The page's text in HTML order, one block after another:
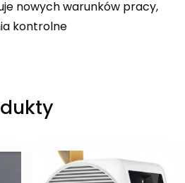
nowych warunków pracy,
kontrolne